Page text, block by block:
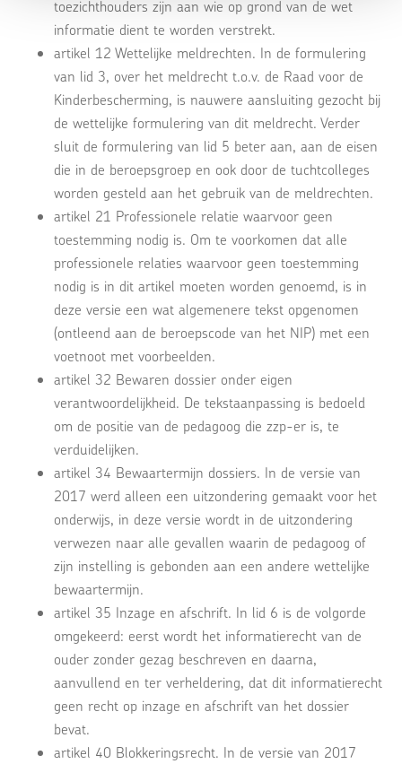
toezichthouders zijn aan wie op grond van de wet
informatie dient te worden verstrekt.
artikel 12 Wettelijke meldrechten. In de formulering
van lid 3, over het meldrecht t.o.v. de Raad voor de
Kinderbescherming, is nauwere aansluiting gezocht bij
de wettelijke formulering van dit meldrecht. Verder
sluit de formulering van lid 5 beter aan, aan de eisen
die in de beroepsgroep en ook door de tuchtcolleges
worden gesteld aan het gebruik van de meldrechten.
artikel 21 Professionele relatie waarvoor geen
toestemming nodig is. Om te voorkomen dat alle
professionele relaties waarvoor geen toestemming
nodig is in dit artikel moeten worden genoemd, is in
deze versie een wat algemenere tekst opgenomen
(ontleend aan de beroepscode van het NIP) met een
voetnoot met voorbeelden.
artikel 32 Bewaren dossier onder eigen
verantwoordelijkheid. De tekstaanpassing is bedoeld
om de positie van de pedagoog die zzp-er is, te
verduidelijken.
artikel 34 Bewaartermijn dossiers. In de versie van
2017 werd alleen een uitzondering gemaakt voor het
onderwijs, in deze versie wordt in de uitzondering
verwezen naar alle gevallen waarin de pedagoog of
zijn instelling is gebonden aan een andere wettelijke
bewaartermijn.
artikel 35 Inzage en afschrift. In lid 6 is de volgorde
omgekeerd: eerst wordt het informatierecht van de
ouder zonder gezag beschreven en daarna,
aanvullend en ter verheldering, dat dit informatierecht
geen recht op inzage en afschrift van het dossier
bevat.
artikel 40 Blokkeringsrecht. In de versie van 2017